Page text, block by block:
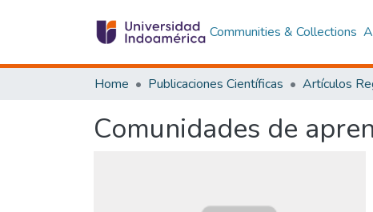
Communities & Collections
Home Publicaciones Científicas Artículos
Comunidades de